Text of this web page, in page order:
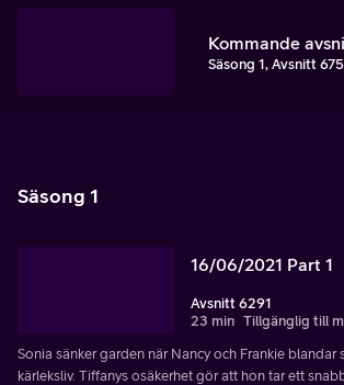
Kommande
Säsong 1, Avsnitt
Säsong 1
16/06/2021 Part 1
Avsnitt 6291
23 min Tillgänglig till
Sonia sänker garden när Nancy och Frankie blandar
kärleksliv. Tiffanys osäkerhet gör att hon tar ett